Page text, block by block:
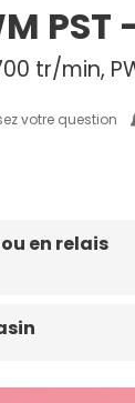
PST
tr/min,
votre question
en relais